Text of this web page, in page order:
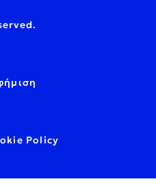
Policy